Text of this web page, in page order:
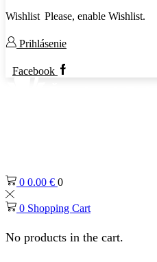
Wishlist Please, enable Wishlist.
Prihlásenie
Facebook
0 0.00 € 0
0 Shopping Cart
No products in the cart.